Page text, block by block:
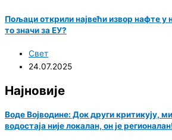
Пољаци открили највећи извор нафте у
то значи за ЕУ?
Свет
24.07.2025
Најновије
Воде Војводине: Док други критикују,
водостаја није локалан, он је